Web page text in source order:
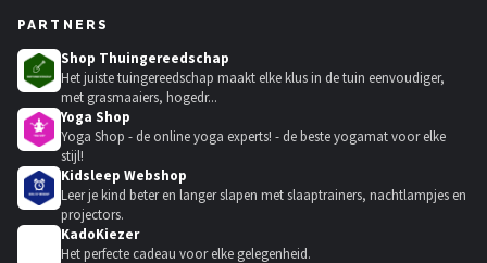
PARTNERS
Shop Thuingereedschap
Het juiste tuingereedschap maakt elke klus in de tuin eenvoudiger,
met grasmaaiers, hogedr...
Yoga Shop
Yoga Shop - de online yoga experts! - de beste yogamat voor elke
stijl!
Kidsleep Webshop
Leer je kind beter en langer slapen met slaaptrainers, nachtlampjes en
projectors.
KadoKiezer
Het perfecte cadeau voor elke gelegenheid.